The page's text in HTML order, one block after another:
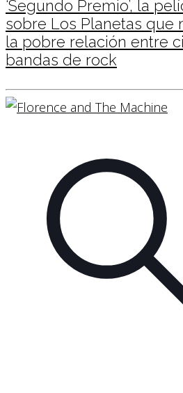
‘Segundo Premio’, la
sobre Los Planetas que
la pobre relación entre
bandas de rock